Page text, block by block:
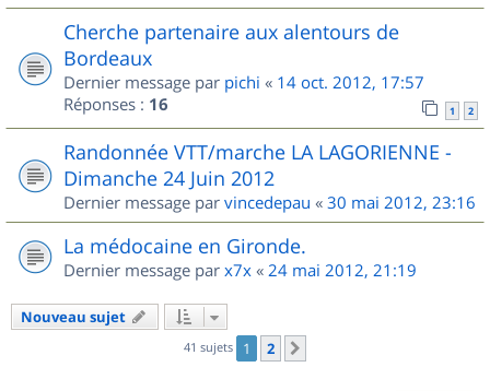
Cherche partenaire aux alentours de
Bordeaux
Dernier message par pichi « 14 oct. 2012, 17:57
Réponses : 16 1 2
Randonnée VTT/marche LA LAGORIENNE -
Dimanche 24 Juin 2012
Dernier message par vincedepau « 30 mai 2012, 23:16
La médocaine en Gironde.
Dernier message par x7x « 24 mai 2012, 21:19
Nouveau sujet
41 sujets 1 2